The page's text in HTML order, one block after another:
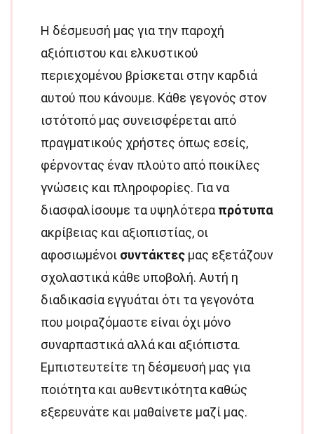
Η δέσμευσή μας για την παροχή
αξιόπιστου και ελκυστικού
περιεχομένου βρίσκεται στην καρδιά
αυτού που κάνουμε. Κάθε γεγονός στον
ιστότοπό μας συνεισφέρεται από
πραγματικούς χρήστες όπως εσείς,
φέρνοντας έναν πλούτο από ποικίλες
γνώσεις και πληροφορίες. Για να
διασφαλίσουμε τα υψηλότερα πρότυπα
ακρίβειας και αξιοπιστίας, οι
αφοσιωμένοι συντάκτες μας εξετάζουν
σχολαστικά κάθε υποβολή. Αυτή η
διαδικασία εγγυάται ότι τα γεγονότα
που μοιραζόμαστε είναι όχι μόνο
συναρπαστικά αλλά και αξιόπιστα.
Εμπιστευτείτε τη δέσμευσή μας για
ποιότητα και αυθεντικότητα καθώς
εξερευνάτε και μαθαίνετε μαζί μας.